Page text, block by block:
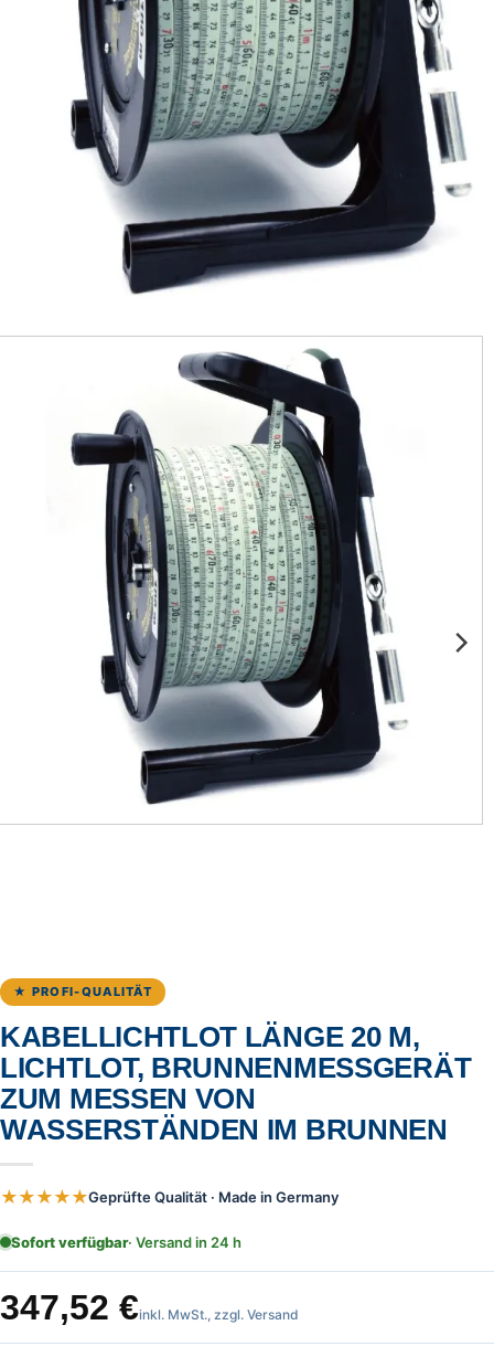
★ PROFI-QUALITÄT
KABELLICHTLOT LÄNGE 20 M,
LICHTLOT, BRUNNENMESSGERÄT
ZUM MESSEN VON
WASSERSTÄNDEN IM BRUNNEN
★★★★★Geprüfte Qualität · Made in Germany
Sofort verfügbar· Versand in 24 h
347,52 €inkl. MwSt., zzgl. Versand